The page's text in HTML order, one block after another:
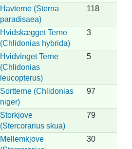
Havterne (Sterna
paradisaea)
118
Hvidskægget Terne
(Chlidonias hybrida)
3
Hvidvinget Terne
(Chlidonias
leucopterus)
5
Sortterne (Chlidonias
niger)
97
Storkjove
(Stercorarius skua)
79
Mellemkjove
30